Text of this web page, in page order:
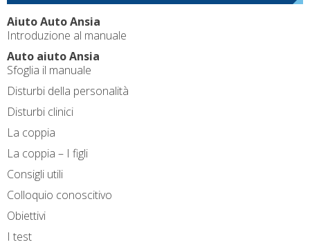
Aiuto Auto Ansia
Introduzione al manuale
Auto aiuto Ansia
Sfoglia il manuale
Disturbi della personalità
Disturbi clinici
La coppia
La coppia – I figli
Consigli utili
Colloquio conoscitivo
Obiettivi
I test